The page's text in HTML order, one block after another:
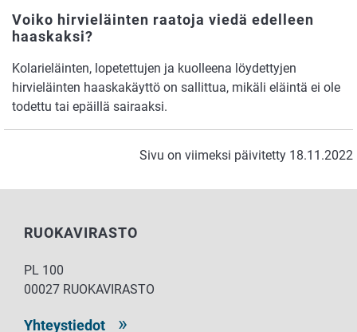
Voiko hirvieläinten raatoja viedä edelleen
haaskaksi?
Kolarieläinten, lopetettujen ja kuolleena löydettyjen
hirvieläinten haaskakäyttö on sallittua, mikäli eläintä ei ole
todettu tai epäillä sairaaksi.
Sivu on viimeksi päivitetty 18.11.2022
RUOKAVIRASTO
PL 100
00027 RUOKAVIRASTO
Yhteystiedot